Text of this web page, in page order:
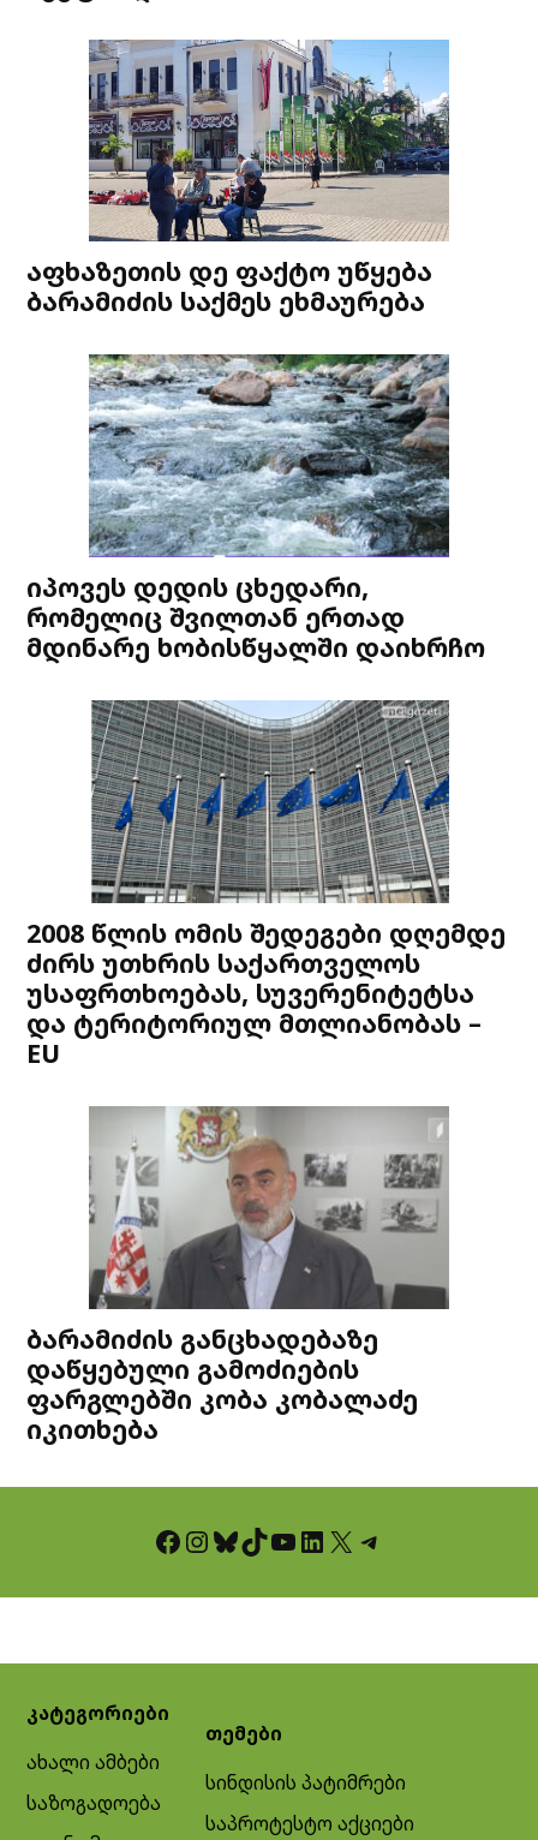
აფხაზეთის დე ფაქტო უწყება
ბარამიძის საქმეს ეხმაურება
იპოვეს დედის ცხედარი,
რომელიც შვილთან ერთად
მდინარე ხობისწყალში დაიხრჩო
2008 წლის ომის შედეგები დღემდე
ძირს უთხრის საქართველოს
უსაფრთხოებას, სუვერენიტეტსა
და ტერიტორიულ მთლიანობას –
EU
ბარამიძის განცხადებაზე
დაწყებული გამოძიების
ფარგლებში კობა კობალაძე
იკითხება
Facebook InstagramBluesky TikTok YouTube LinkedIn X Telegram
კატეგორიები
ახალი ამბები
საზოგადოება
თემები
სინდისის პატიმრები
საპროტესტო აქციები